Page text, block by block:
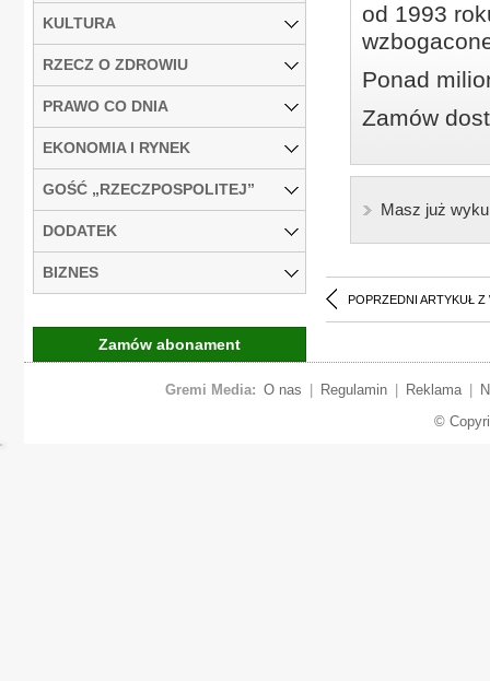
od 1993
Ponad
Zamów
Masz już
POPRZEDNI ARTYKUŁ Z
KULTURA
RZECZ O ZDROWIU
PRAWO CO DNIA
EKONOMIA I RYNEK
GOŚĆ „RZECZPOSPOLITEJ”
DODATEK
BIZNES
Zamów abonament
Gremi Media: O nas Regulamin Reklama
©